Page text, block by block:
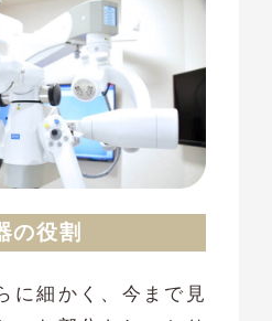
の役割
に細かく、今まで見